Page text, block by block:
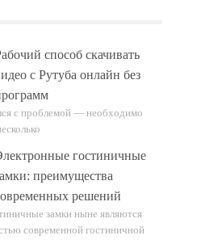
способ скачивать
с Рутуба онлайн без
с проблемой — необходимо
гостиничные
преимущества
решений
замки ныне являются
современной гостиничной